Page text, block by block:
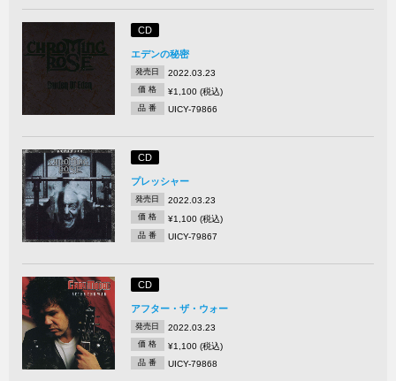
CD
エデンの秘密
発売日 2022.03.23
価 格 ¥1,100 (税込)
品 番 UICY-79866
CD
プレッシャー
発売日 2022.03.23
価 格 ¥1,100 (税込)
品 番 UICY-79867
CD
アフター・ザ・ウォー
発売日 2022.03.23
価 格 ¥1,100 (税込)
品 番 UICY-79868